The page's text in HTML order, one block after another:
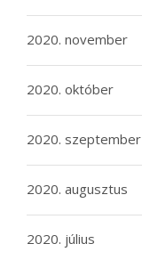
2020. november
2020. október
2020. szeptember
2020. augusztus
2020. július